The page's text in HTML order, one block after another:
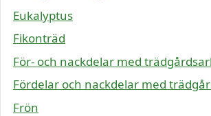
Eukalyptus
Fikonträd
För- och nackdelar med
Fördelar och nackdelar med
Frön